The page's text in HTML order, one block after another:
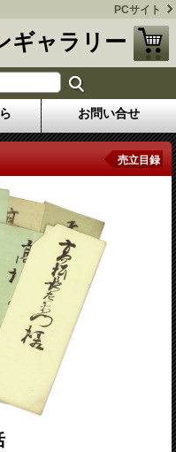
PCサイト
ギャラリー
お問い合せ
売立目録